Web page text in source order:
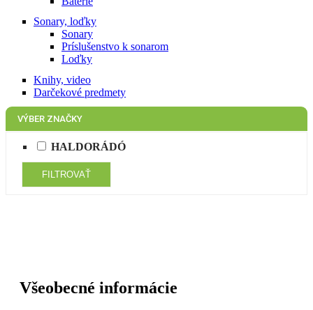
Sonary, loďky
Sonary
Príslušenstvo k sonarom
Loďky
Knihy, video
Darčekové predmety
VÝBER ZNAČKY
HALDORÁDÓ
FILTROVAŤ
Všeobecné informácie